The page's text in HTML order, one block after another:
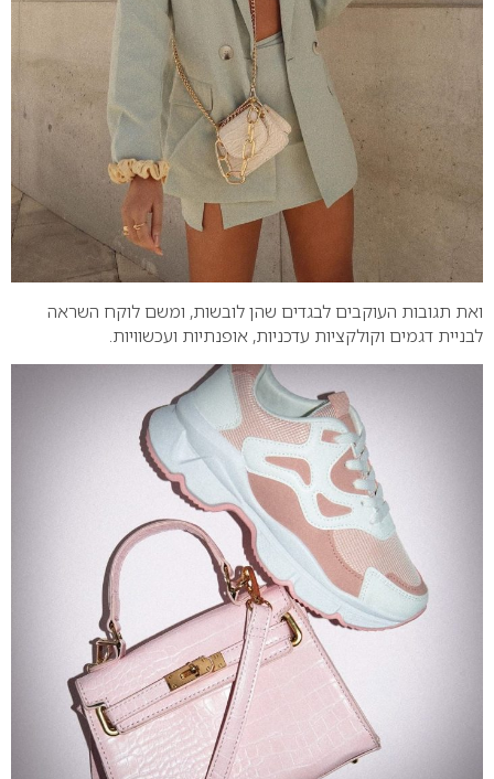
ואת תגובות העוקבים לבגדים שהן לובשות, ומשם לוקח השראה
לבניית דגמים וקולקציות עדכניות, אופנתיות ועכשוויות.